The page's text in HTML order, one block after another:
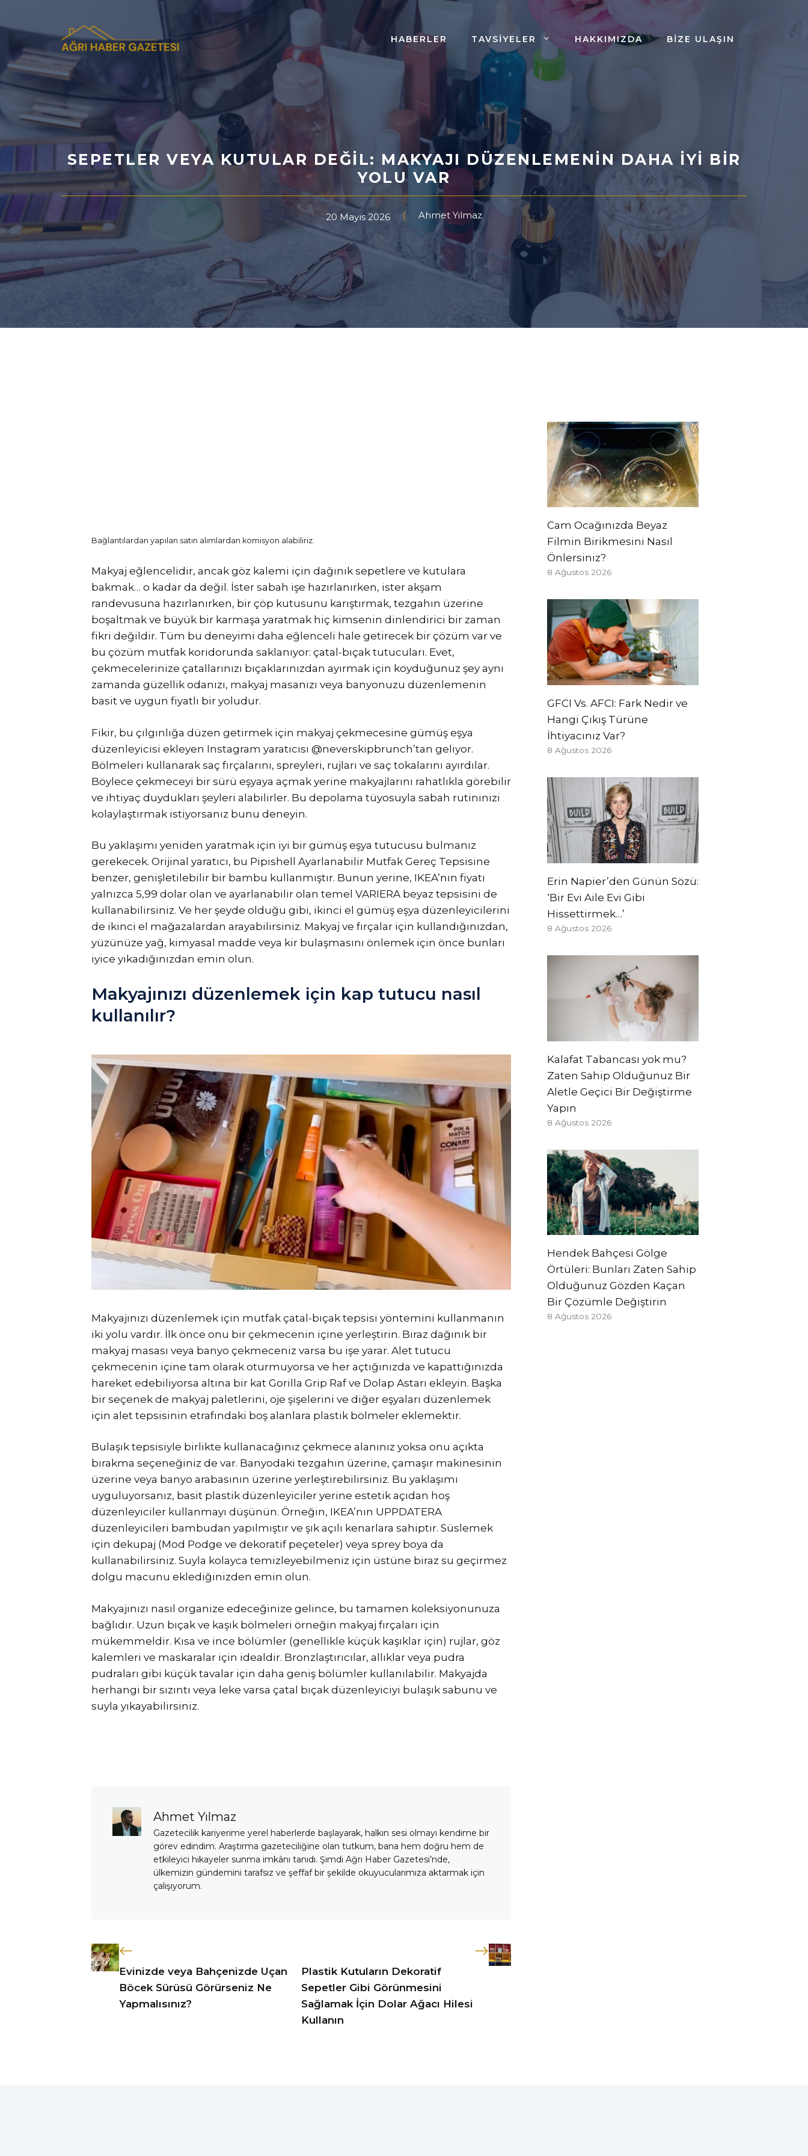
atla
HABERLER TAVSIYELER HAKKIMIZDA BIZE ULAŞIN
SEPETLER VEYA KUTULAR DEĞIL: MAKYAJI DÜZENLEMENIN DAHA İYI BIR
YOLU VAR
20 Mayıs 2026 Ahmet Yılmaz
Bağlantılardan yapılan satın alımlardan komisyon alabiliriz.
Makyaj eğlencelidir, ancak göz kalemi için dağınık sepetlere ve kutulara
bakmak… o kadar da değil. İster sabah işe hazırlanırken, ister akşam
randevusuna hazırlanırken, bir çöp kutusunu karıştırmak, tezgahın üzerine
boşaltmak ve büyük bir karmaşa yaratmak hiç kimsenin dinlendirici bir zaman
fikri değildir. Tüm bu deneyimi daha eğlenceli hale getirecek bir çözüm var ve
bu çözüm mutfak koridorunda saklanıyor: çatal-bıçak tutucuları. Evet,
çekmecelerinize çatallarınızı bıçaklarınızdan ayırmak için koyduğunuz şey aynı
zamanda güzellik odanızı, makyaj masanızı veya banyonuzu düzenlemenin
basit ve uygun fiyatlı bir yoludur.
Fikir, bu çılgınlığa düzen getirmek için makyaj çekmecesine gümüş eşya
düzenleyicisi ekleyen Instagram yaratıcısı @neverskipbrunch’tan geliyor.
Bölmeleri kullanarak saç fırçalarını, spreyleri, rujları ve saç tokalarını ayırdılar.
Böylece çekmeceyi bir sürü eşyaya açmak yerine makyajlarını rahatlıkla görebilir
ve ihtiyaç duydukları şeyleri alabilirler. Bu depolama tüyosuyla sabah rutininizi
kolaylaştırmak istiyorsanız bunu deneyin.
Bu yaklaşımı yeniden yaratmak için iyi bir gümüş eşya tutucusu bulmanız
gerekecek. Orijinal yaratıcı, bu Pipishell Ayarlanabilir Mutfak Gereç Tepsisine
benzer, genişletilebilir bir bambu kullanmıştır. Bunun yerine, IKEA’nın fiyatı
yalnızca 5,99 dolar olan ve ayarlanabilir olan temel VARIERA beyaz tepsisini de
kullanabilirsiniz. Ve her şeyde olduğu gibi, ikinci el gümüş eşya düzenleyicilerini
de ikinci el mağazalardan arayabilirsiniz. Makyaj ve fırçalar için kullandığınızdan,
yüzünüze yağ, kimyasal madde veya kir bulaşmasını önlemek için önce bunları
iyice yıkadığınızdan emin olun.
Makyajınızı düzenlemek için kap tutucu nasıl
kullanılır?
Makyajınızı düzenlemek için mutfak çatal-bıçak tepsisi yöntemini kullanmanın
iki yolu vardır. İlk önce onu bir çekmecenin içine yerleştirin. Biraz dağınık bir
makyaj masası veya banyo çekmeceniz varsa bu işe yarar. Alet tutucu
çekmecenin içine tam olarak oturmuyorsa ve her açtığınızda ve kapattığınızda
hareket edebiliyorsa altına bir kat Gorilla Grip Raf ve Dolap Astarı ekleyin. Başka
bir seçenek de makyaj paletlerini, oje şişelerini ve diğer eşyaları düzenlemek
için alet tepsisinin etrafındaki boş alanlara plastik bölmeler eklemektir.
Bulaşık tepsisiyle birlikte kullanacağınız çekmece alanınız yoksa onu açıkta
bırakma seçeneğiniz de var. Banyodaki tezgahın üzerine, çamaşır makinesinin
üzerine veya banyo arabasının üzerine yerleştirebilirsiniz. Bu yaklaşımı
uyguluyorsanız, basit plastik düzenleyiciler yerine estetik açıdan hoş
düzenleyiciler kullanmayı düşünün. Örneğin, IKEA’nın UPPDATERA
düzenleyicileri bambudan yapılmıştır ve şık açılı kenarlara sahiptir. Süslemek
için dekupaj (Mod Podge ve dekoratif peçeteler) veya sprey boya da
kullanabilirsiniz. Suyla kolayca temizleyebilmeniz için üstüne biraz su geçirmez
dolgu macunu eklediğinizden emin olun.
Makyajınızı nasıl organize edeceğinize gelince, bu tamamen koleksiyonunuza
bağlıdır. Uzun bıçak ve kaşık bölmeleri örneğin makyaj fırçaları için
mükemmeldir. Kısa ve ince bölümler (genellikle küçük kaşıklar için) rujlar, göz
kalemleri ve maskaralar için idealdir. Bronzlaştırıcılar, allıklar veya pudra
pudraları gibi küçük tavalar için daha geniş bölümler kullanılabilir. Makyajda
herhangi bir sızıntı veya leke varsa çatal bıçak düzenleyiciyi bulaşık sabunu ve
suyla yıkayabilirsiniz.
Ahmet Yılmaz
Gazetecilik kariyerime yerel haberlerde başlayarak, halkın sesi olmayı kendime bir
görev edindim. Araştırma gazeteciliğine olan tutkum, bana hem doğru hem de
etkileyici hikayeler sunma imkânı tanıdı. Şimdi Ağrı Haber Gazetesi’nde,
ülkemizin gündemini tarafsız ve şeffaf bir şekilde okuyucularımıza aktarmak için
çalışıyorum.
Evinizde veya Bahçenizde Uçan
Böcek Sürüsü Görürseniz Ne
Yapmalısınız?
Plastik Kutuların Dekoratif
Sepetler Gibi Görünmesini
Sağlamak İçin Dolar Ağacı Hilesi
Kullanın
Cam Ocağınızda Beyaz
Filmin Birikmesini Nasıl
Önlersiniz?
8 Ağustos 2026
GFCI Vs. AFCI: Fark Nedir ve
Hangi Çıkış Türüne
İhtiyacınız Var?
8 Ağustos 2026
Erin Napier’den Günün Sözü:
‘Bir Evi Aile Evi Gibi
Hissettirmek…’
8 Ağustos 2026
Kalafat Tabancası yok mu?
Zaten Sahip Olduğunuz Bir
Aletle Geçici Bir Değiştirme
Yapın
8 Ağustos 2026
Hendek Bahçesi Gölge
Örtüleri: Bunları Zaten Sahip
Olduğunuz Gözden Kaçan
Bir Çözümle Değiştirin
8 Ağustos 2026